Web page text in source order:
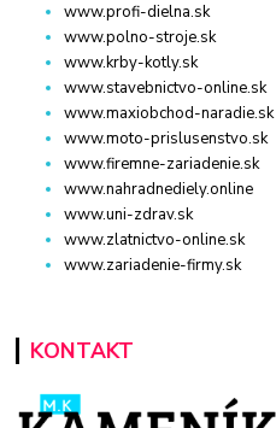
www.profi-dielna.sk
www.polno-stroje.sk
www.krby-kotly.sk
www.stavebnictvo-online.sk
www.maxiobchod-naradie.sk
www.moto-prislusenstvo.sk
www.firemne-zariadenie.sk
www.nahradnediely.online
www.uni-zdrav.sk
www.zlatnictvo-online.sk
www.zariadenie-firmy.sk
KONTAKT